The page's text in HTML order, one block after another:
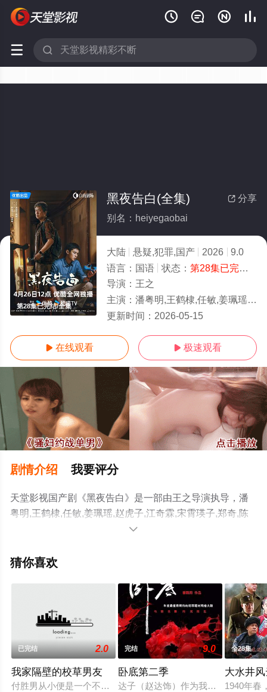
   
 
第28集已完结/全集
 分享
黑夜告白(全集)
别名：heiyegaobai
大陆 悬疑,犯罪,国产 2026
9.0
语言： 国语 状态： 第28集已完结
导演： 王之
主演： 潘粤明,王鹤棣,任敏,姜珮瑶,赵虎子,江奇霖,宋霄瑛子,郑奇,陈玺旭,刘闯,周大勇
更新时间： 2026-05-15
 在线观看  极速观看
剧情介绍 我要评分
天堂影视国产剧《黑夜告白》是一部由王之导演执导，潘
粤明,王鹤棣,任敏,姜珮瑶,赵虎子,江奇霖,宋霄瑛子,郑奇,陈
玺旭,刘闯,周大勇等演员精彩演绎的大陆电视剧，大结局剧
整版电视剧全集就上天堂电影网，更多相关信息可移步至

猜你喜欢
已完结 2.0
我家隔壁的校草男友
付胜男从小便是一个不折不扣的学霸，无论是在学习、运动还
完结 9.0
卧底第二季
达子（赵达饰）作为我方派去华仔（
全28集
大水井
1940年春